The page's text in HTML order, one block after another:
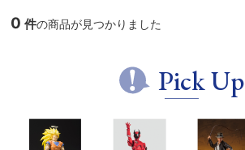
0 件の商品が見つかりました
Pick Up